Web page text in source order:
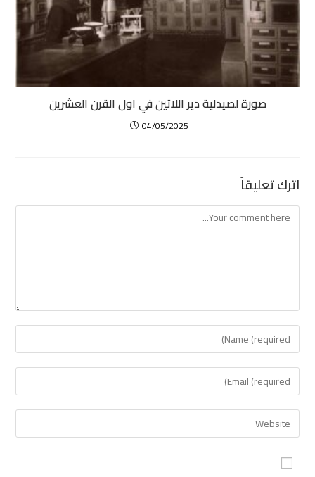
صورة لصيدلية دير اللاتين في اول القرن العشرين
04/05/2025
اترك تعليقاً